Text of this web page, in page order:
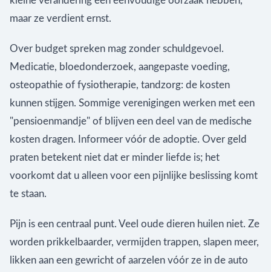
maar ze verdient ernst.
Over budget spreken mag zonder schuldgevoel.
Medicatie, bloedonderzoek, aangepaste voeding,
osteopathie of fysiotherapie, tandzorg: de kosten
kunnen stijgen. Sommige verenigingen werken met een
"pensioenmandje" of blijven een deel van de medische
kosten dragen. Informeer vóór de adoptie. Over geld
praten betekent niet dat er minder liefde is; het
voorkomt dat u alleen voor een pijnlijke beslissing komt
te staan.
Pijn is een centraal punt. Veel oude dieren huilen niet. Ze
worden prikkelbaarder, vermijden trappen, slapen meer,
likken aan een gewricht of aarzelen vóór ze in de auto